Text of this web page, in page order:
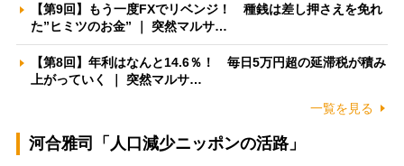
【第9回】もう一度FXでリベンジ！ 種銭は差し押さえを免れ
た”ヒミツのお金” ｜ 突然マルサ…
【第8回】年利はなんと14.6％！ 毎日5万円超の延滞税が積み
上がっていく ｜ 突然マルサ…
一覧を見る
河合雅司「人口減少ニッポンの活路」